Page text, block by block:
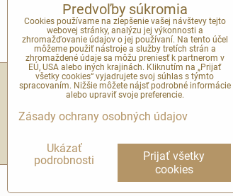
KONTAKT
E-mail na helpdesk:
kavadomov@kavadomov.sk
Predvoľby súkromia Zásady
Predvoľby súkromia
Cookies používame na zlepšenie vašej návštevy tejto
webovej stránky, analýzu jej výkonnosti a
zhromažďovanie údajov o jej používaní. Na tento účel
môžeme použiť nástroje a služby tretích strán a
zhromaždené údaje sa môžu preniesť k partnerom v
EÚ, USA alebo iných krajinách. Kliknutím na „Prijať
všetky cookies“ vyjadrujete svoj súhlas s týmto
spracovaním. Nižšie môžete nájsť podrobné informácie
alebo upraviť svoje preferencie.
Zásady ochrany osobných údajov
Ukázať
podrobnosti
Prijať všetky
cookies